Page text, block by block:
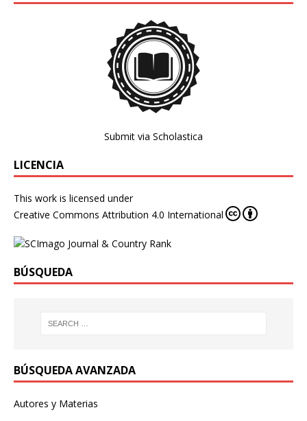
Submit via Scholastica
LICENCIA
This work is licensed under
Creative Commons Attribution 4.0 International
BÚSQUEDA
BÚSQUEDA AVANZADA
Autores y Materias